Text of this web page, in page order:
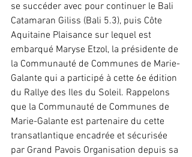
se succéder avec pour continuer le Bali
Catamaran Giliss (Bali 5.3), puis Côte
Aquitaine Plaisance sur lequel est
embarqué Maryse Etzol, la présidente de
la Communauté de Communes de Marie-
Galante qui a participé à cette 6e édition
du Rallye des Iles du Soleil. Rappelons
que la Communauté de Communes de
Marie-Galante est partenaire du cette
transatlantique encadrée et sécurisée
par Grand Pavois Organisation depuis sa